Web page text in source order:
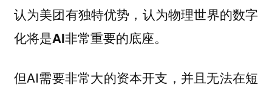
认为美团有独特优势，认为物理世界的数字
化将是AI非常重要的底座。
但AI需要非常大的资本开支，并且无法在短